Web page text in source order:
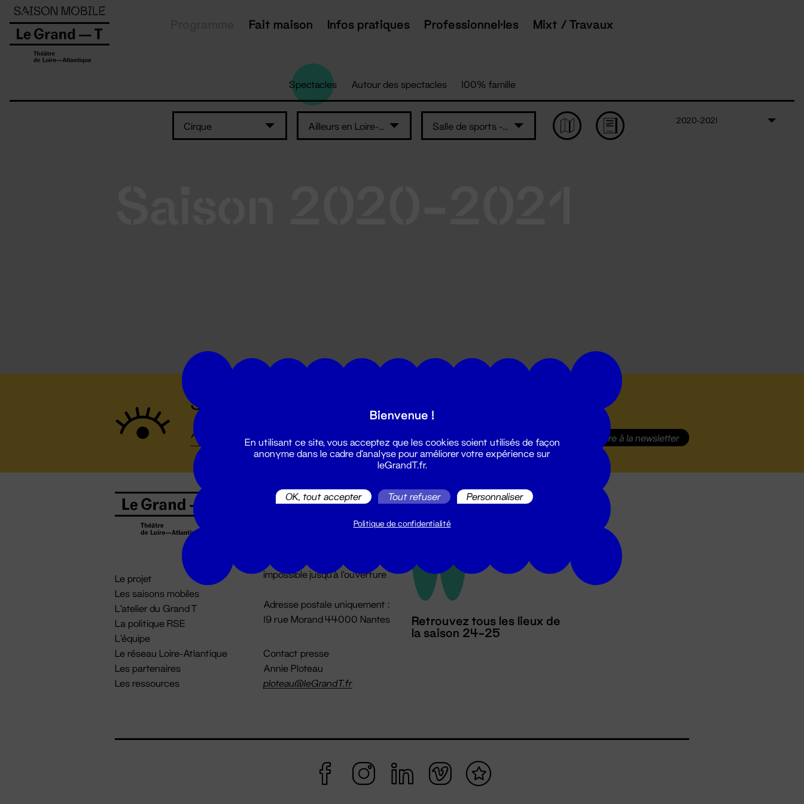
Fait maison Infos pratiques Professionnel·les Mixt / Travaux
Spectacles Autour des spectacles 100% famille
Cirque Ailleurs en Loire-Atlantique Salle de sports - Rouans
2020-2021
Suivez toutes les actualités du Grand T :
S'inscrire à la newsletter
Le projet
Les saisons mobiles
L'atelier du Grand T
La politique RSE
L'équipe
Le réseau Loire-Atlantique
Les partenaires
Les ressources
Billetterie
billetterie@leGrandT.fr
impossible jusqu'à l'ouverture
Adresse postale uniquement :
19 rue Morand 44000 Nantes
Contact presse
Annie Ploteau
ploteau@leGrandT.fr
Retrouvez tous les lieux de
la saison 24-25
Panneau de gestion des cookies
Bienvenue !
En utilisant ce site, vous acceptez que les cookies soient utilisés de façon
anonyme dans le cadre d'analyse pour améliorer votre expérience sur
leGrandT.fr.
OK, tout accepter Tout refuser Personnaliser
Politique de confidentialité